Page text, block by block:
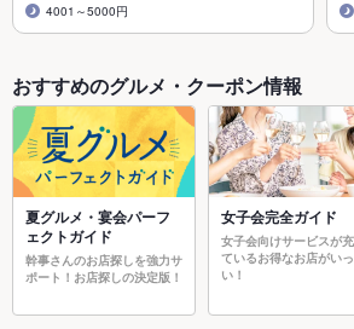
4001～5000円
おすすめのグルメ・クーポン情報
夏グルメ・宴会パーフ
ェクトガイド
幹事さんのお店探しを強力サ
ポート！お店探しの決定版！
女子会完全ガイド
女子会向けサービスが
ているお得なお店がい
い！